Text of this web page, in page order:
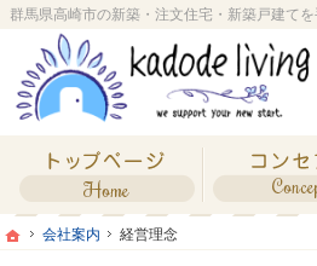
ホーム
会社案内 経営理念
ホーム
会社案内 経営理念